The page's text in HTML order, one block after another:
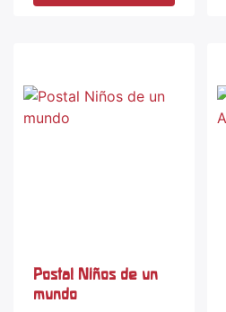
Postal Niños de un
mundo